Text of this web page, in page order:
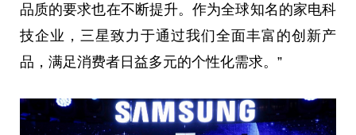
品质的要求也在不断提升。作为全球知名的家电科
技企业，三星致力于通过我们全面丰富的创新产
品，满足消费者日益多元的个性化需求。”